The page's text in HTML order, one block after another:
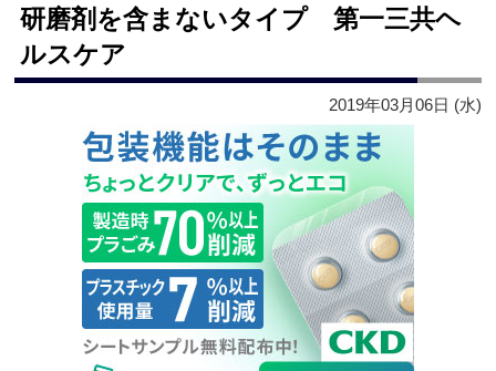
研磨剤を含まないタイプ 第一三共ヘ
ルスケア
2019年03月06日 (水)